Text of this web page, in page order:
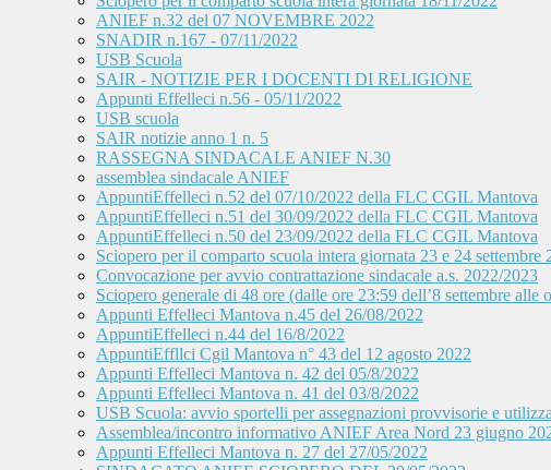
ANIEF n.32 del 07 NOVEMBRE 2022
SNADIR n.167 - 07/11/2022
USB Scuola
SAIR - NOTIZIE PER I DOCENTI DI RELIGIONE
Appunti Effelleci n.56 - 05/11/2022
USB scuola
SAIR notizie anno 1 n. 5
RASSEGNA SINDACALE ANIEF N.30
assemblea sindacale ANIEF
AppuntiEffelleci n.52 del 07/10/2022 della FLC CGIL Mantova
AppuntiEffelleci n.51 del 30/09/2022 della FLC CGIL Mantova
AppuntiEffelleci n.50 del 23/09/2022 della FLC CGIL Mantova
Sciopero per il comparto scuola intera giornata 23 e 24
Convocazione per avvio contrattazione sindacale a.s. 2022/2023
Sciopero generale di 48 ore (dalle ore 23:59 dell’8 settembre alle
Appunti Effelleci Mantova n.45 del 26/08/2022
AppuntiEffelleci n.44 del 16/8/2022
AppuntiEffllci Cgil Mantova n° 43 del 12 agosto 2022
Appunti Effelleci Mantova n. 42 del 05/8/2022
Appunti Effelleci Mantova n. 41 del 03/8/2022
USB Scuola: avvio sportelli per assegnazioni provvisorie e
Assemblea/incontro informativo ANIEF Area Nord 23 giugno
Appunti Effelleci Mantova n. 27 del 27/05/2022